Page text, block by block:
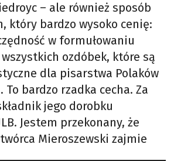
– ale również sposób
który bardzo wysoko cenię:
w formułowaniu
ozdóbek, które są
dla pisarstwa Polaków
bardzo rzadka cecha. Za
jego dorobku
Jestem przekonany, że
Mieroszewski zajmie